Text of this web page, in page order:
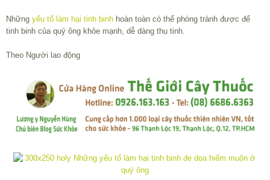
Những yếu tố làm hại tinh binh hoàn toàn có thể phòng tránh được để
tinh binh của quý ông khỏe mạnh, dễ dàng thụ tinh.
Theo Người lao động